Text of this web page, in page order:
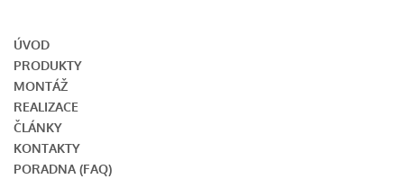
ÚVOD
PRODUKTY
MONTÁŽ
REALIZACE
ČLÁNKY
KONTAKTY
PORADNA (FAQ)